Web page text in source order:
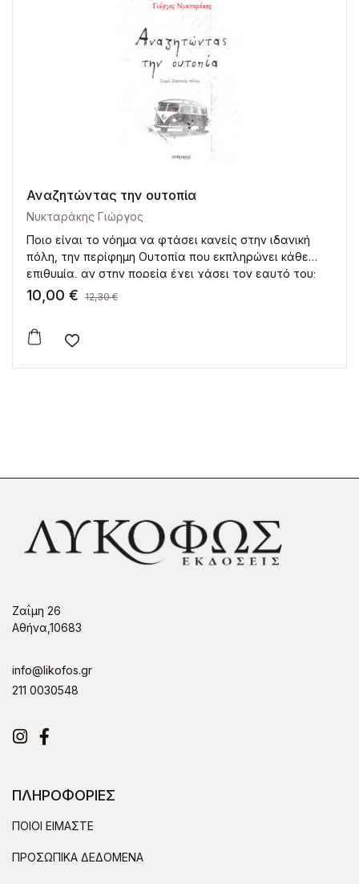
Αναζητώντας την ουτοπία
Νυκταράκης Γιώργος
Ποιο είναι το νόημα να φτάσει κανείς στην ιδανική
πόλη, την περίφημη Ουτοπία που εκπληρώνει κάθε
επιθυμία, αν στην πορεία έχει χάσει τον εαυτό του;
10,00 € 12,30€
Add to wishlist
Ζαΐμη 26
Αθήνα,10683
info@likofos.gr
211 0030548
Instagram
Facebook
ΠΛΗΡΟΦΟΡΙΕΣ
ΠΟΙΟΙ ΕΙΜΑΣΤΕ
ΠΡΟΣΩΠΙΚΑ ΔΕΔΟΜΕΝΑ